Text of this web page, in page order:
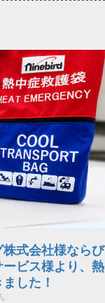
式会社様ならび
ビス様より、熱
した！